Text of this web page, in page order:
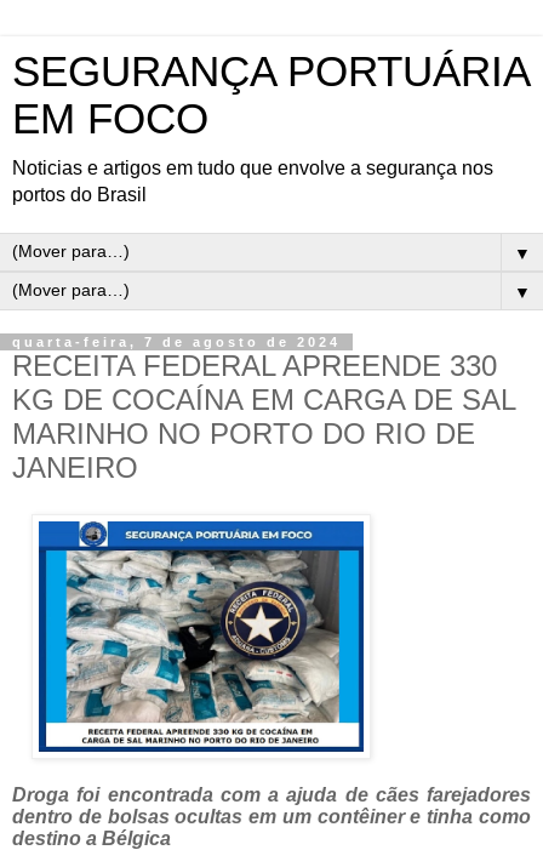
SEGURANÇA PORTUÁRIA
EM FOCO
Noticias e artigos em tudo que envolve a segurança nos
portos do Brasil
▼
▼
quarta-feira, 7 de agosto de 2024
RECEITA FEDERAL APREENDE 330
KG DE COCAÍNA EM CARGA DE SAL
MARINHO NO PORTO DO RIO DE
JANEIRO
Droga foi encontrada com a ajuda de cães farejadores
dentro de bolsas ocultas em um contêiner e tinha como
destino a Bélgica